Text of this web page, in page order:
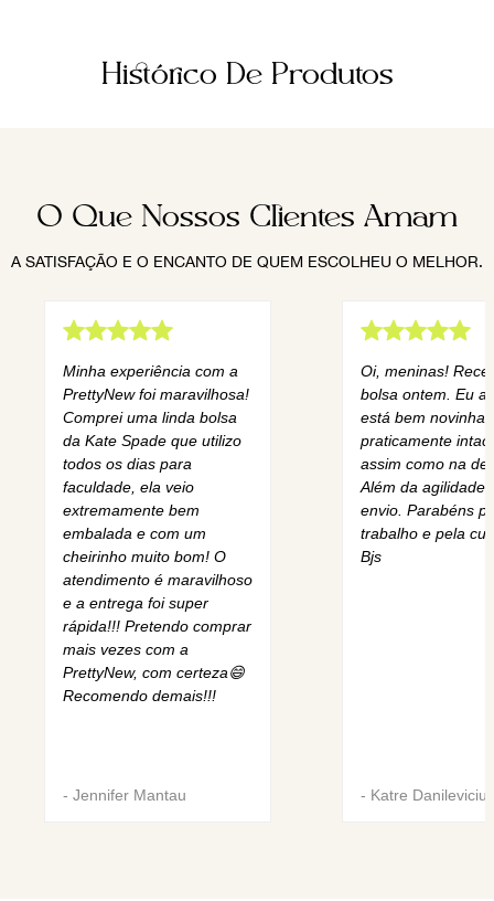
Histórico De Produtos
O Que Nossos Clientes Amam
A SATISFAÇÃO E O ENCANTO DE QUEM ESCOLHEU O MELHOR.
Minha experiência com a
PrettyNew foi maravilhosa!
Comprei uma linda bolsa
da Kate Spade que utilizo
todos os dias para
faculdade, ela veio
extremamente bem
embalada e com um
cheirinho muito bom! O
atendimento é maravilhoso
e a entrega foi super
rápida!!! Pretendo comprar
mais vezes com a
PrettyNew, com certeza😄
Recomendo demais!!!
- Jennifer Mantau
Oi, meninas!
bolsa ontem. Eu
está bem novinha,
praticamente
assim como na
Além da agilidade
envio. Parabéns
trabalho e pela
Bjs
- Katre Danilevicius